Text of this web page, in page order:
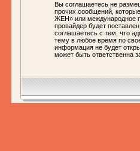
Вы соглашаетесь не
прочих сообщений,
ЖЕН» или международное
провайдер будет
соглашаетесь с тем, что
тему в любое время по
информация не будет
может быть ответственна